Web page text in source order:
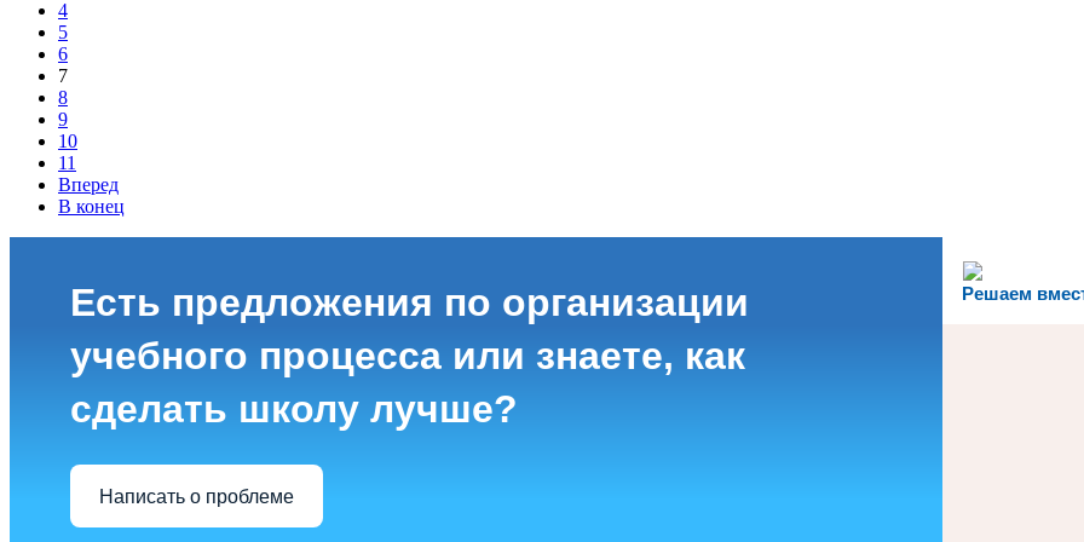
4
5
6
7
8
9
10
11
Вперед
В конец
Решаем
Есть предложения по организации
учебного процесса или знаете, как
сделать школу лучше?
Написать о проблеме